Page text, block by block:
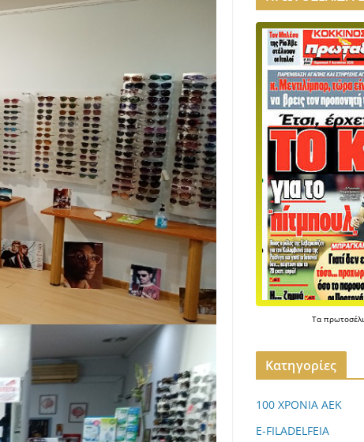
Τα
Kατηγορίες
100 ΧΡΟΝΙΑ ΑΕΚ
E-FILADELFEIA